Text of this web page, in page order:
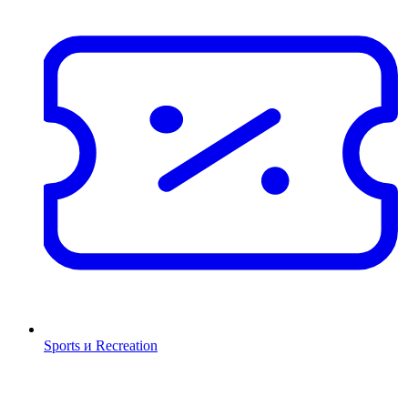
Sports и Recreation